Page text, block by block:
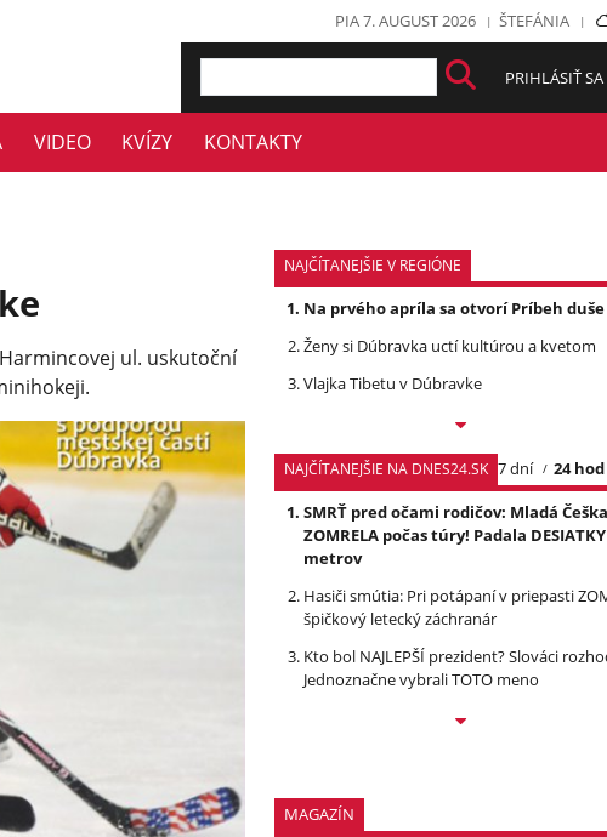
PIA 7. AUGUST 2026 ŠTEFÁNIA
PRIHLÁSIŤ SA
VIDEO KVÍZY KONTAKTY
ul. uskutoční
NAJČÍTANEJŠIE V REGIÓNE
Na prvého apríla sa otvorí Príbeh duše
Ženy si Dúbravka uctí kultúrou a kvetom
Vlajka Tibetu v Dúbravke
NAJČÍTANEJŠIE NA DNES24.SK 7 dní
24 hod
SMRŤ pred očami rodičov: Mladá
ZOMRELA počas túry! Padala DESIATKY
metrov
Hasiči smútia: Pri potápaní v priepasti
špičkový letecký záchranár
Kto bol NAJLEPŠÍ prezident? Slováci
Jednoznačne vybrali TOTO meno
MAGAZÍN